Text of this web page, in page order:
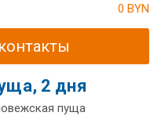
0 BYN
2 дня
пуща